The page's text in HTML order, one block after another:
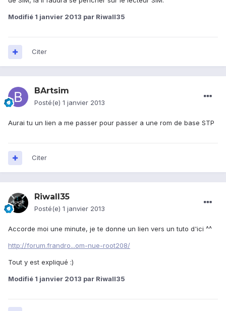
Modifié 1 janvier 2013 par Riwall35
Citer
BArtsim
Posté(e) 1 janvier 2013
Aurai tu un lien a me passer pour passer a une rom de base STP
Citer
Riwall35
Posté(e) 1 janvier 2013
Accorde moi une minute, je te donne un lien vers un tuto d'ici ^^
http://forum.frandro...om-nue-root208/
Tout y est expliqué :)
Modifié 1 janvier 2013 par Riwall35